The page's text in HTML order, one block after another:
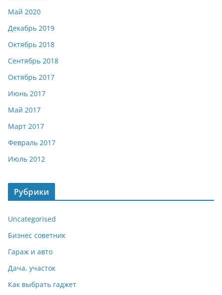
Май 2020
Декабрь 2019
Октябрь 2018
Сентябрь 2018
Октябрь 2017
Июнь 2017
Май 2017
Март 2017
Февраль 2017
Июль 2012
Рубрики
Uncategorised
Бизнес советник
Гараж и авто
Дача, участок
Как выбрать гаджет